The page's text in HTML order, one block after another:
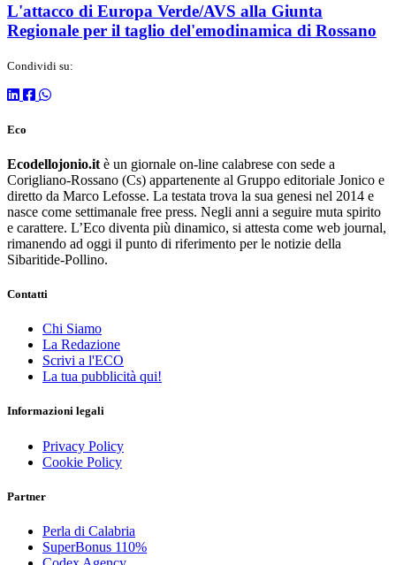
L'attacco di Europa Verde/AVS alla Giunta
Regionale per il taglio del'emodinamica di Rossano
Condividi su:
Eco
Ecodellojonio.it è un giornale on-line calabrese con sede a
Corigliano-Rossano (Cs) appartenente al Gruppo editoriale Jonico e
diretto da Marco Lefosse. La testata trova la sua genesi nel 2014 e
nasce come settimanale free press. Negli anni a seguire muta spirito
e carattere. L’Eco diventa più dinamico, si attesta come web journal,
rimanendo ad oggi il punto di riferimento per le notizie della
Sibaritide-Pollino.
Contatti
Chi Siamo
La Redazione
Scrivi a l'ECO
La tua pubblicità qui!
Informazioni legali
Privacy Policy
Cookie Policy
Partner
Perla di Calabria
SuperBonus 110%